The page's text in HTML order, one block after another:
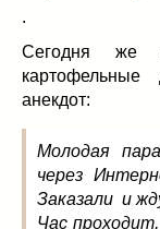
День всех
мужские даты
Пасха(7)
.
Сегодня же
анекдот:
Молодая
через
Заказали и
Час